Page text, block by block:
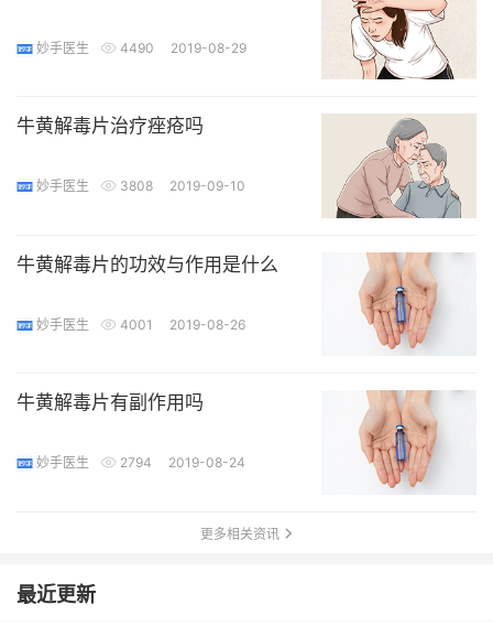
妙手医生 4490 2019-08-29
牛黄解毒片治疗痤疮吗
妙手医生 3808 2019-09-10
牛黄解毒片的功效与作用是什么
妙手医生 4001 2019-08-26
牛黄解毒片有副作用吗
妙手医生 2794 2019-08-24
更多相关资讯
最近更新